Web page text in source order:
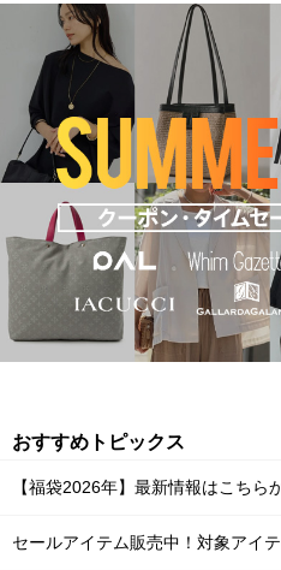
おすすめトピックス
【福袋2026年】最新情報はこちら
セールアイテム販売中！対象アイ